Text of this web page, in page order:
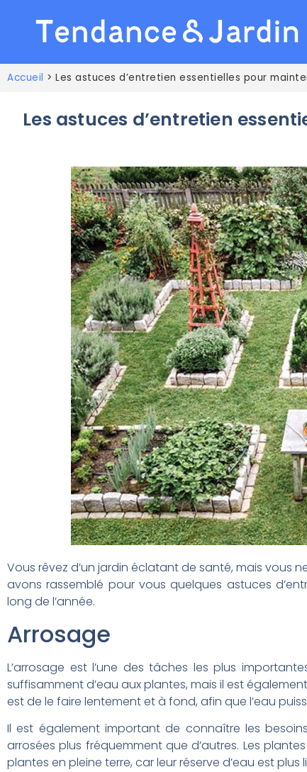
Accueil > Les astuces d’entretien essentielles pour
Les astuces d’entretien
Vous rêvez d’un jardin éclatant de santé, mais vous
avons rassemblé pour vous quelques astuces
long de l’année.
Arrosage
L’arrosage est l’une des tâches les plus
suffisamment d’eau aux plantes, mais il est
est de le faire lentement et à fond, afin que l’eau
Il est également important de connaître les
arrosées plus fréquemment que d’autres. Les
plantes en pleine terre, car leur réserve d’eau est plus